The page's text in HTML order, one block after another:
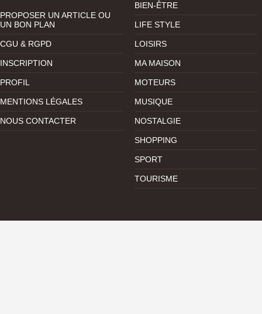
PROPOSER UN ARTICLE OU
UN BON PLAN
CGU & RGPD
INSCRIPTION
PROFIL
MENTIONS LÉGALES
NOUS CONTACTER
BIEN-ÊTRE
LIFE STYLE
LOISIRS
MA MAISON
MOTEURS
MUSIQUE
NOSTALGIE
SHOPPING
SPORT
TOURISME